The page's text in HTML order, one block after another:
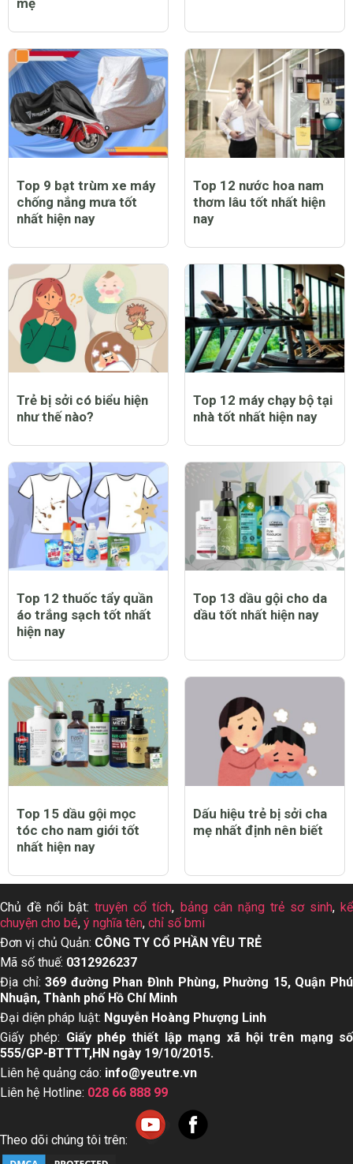
mẹ
Top 9 bạt trùm xe máy
chống nắng mưa tốt
nhất hiện nay
Top 12 nước hoa nam
thơm lâu tốt nhất hiện
nay
Trẻ bị sởi có biểu hiện
như thế nào?
Top 12 máy chạy bộ tại
nhà tốt nhất hiện nay
Top 12 thuốc tẩy quần
áo trắng sạch tốt nhất
hiện nay
Top 13 dầu gội cho da
dầu tốt nhất hiện nay
Top 15 dầu gội mọc
tóc cho nam giới tốt
nhất hiện nay
Dấu hiệu trẻ bị sởi cha
mẹ nhất định nên biết
Chủ đề nổi bật:truyện cổ tích, bảng cân nặng trẻ sơ sinh,kể
chuyện cho bé, ý nghĩa tên, chỉ số bmi
Đơn vị chủ Quản: CÔNG TY CỔ PHẦN YÊU TRẺ
Mã số thuế: 0312926237
Địa chỉ:369 đường Phan Đình Phùng, Phường 15, Quận Phú
Nhuận, Thành phố Hồ Chí Minh
Đại diện pháp luật: Nguyễn Hoàng Phượng Linh
Giấy phép: Giấy phép thiết lập mạng xã hội trên mạng số
555/GP-BTTTT,HN ngày 19/10/2015.
Liên hệ quảng cáo: info@yeutre.vn
Liên hệ Hotline: 028 66 888 99
Theo dõi chúng tôi trên: